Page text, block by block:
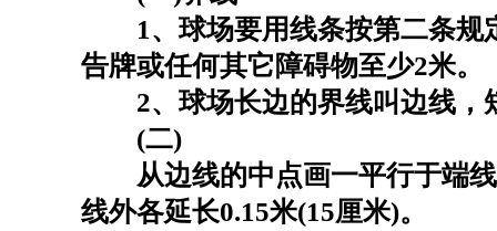
1、球场要用线条按第二条规
告牌或任何其它障碍物至少2米。
2、球场长边的界线叫边线，
(二)
从边线的中点画一平行于端线
线外各延长0.15米(15厘米)。